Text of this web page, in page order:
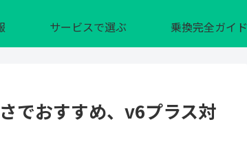
サービスで選ぶ 乗換完全ガイド
でおすすめ、v6プラス対